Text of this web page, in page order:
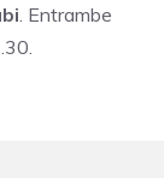
. Entrambe